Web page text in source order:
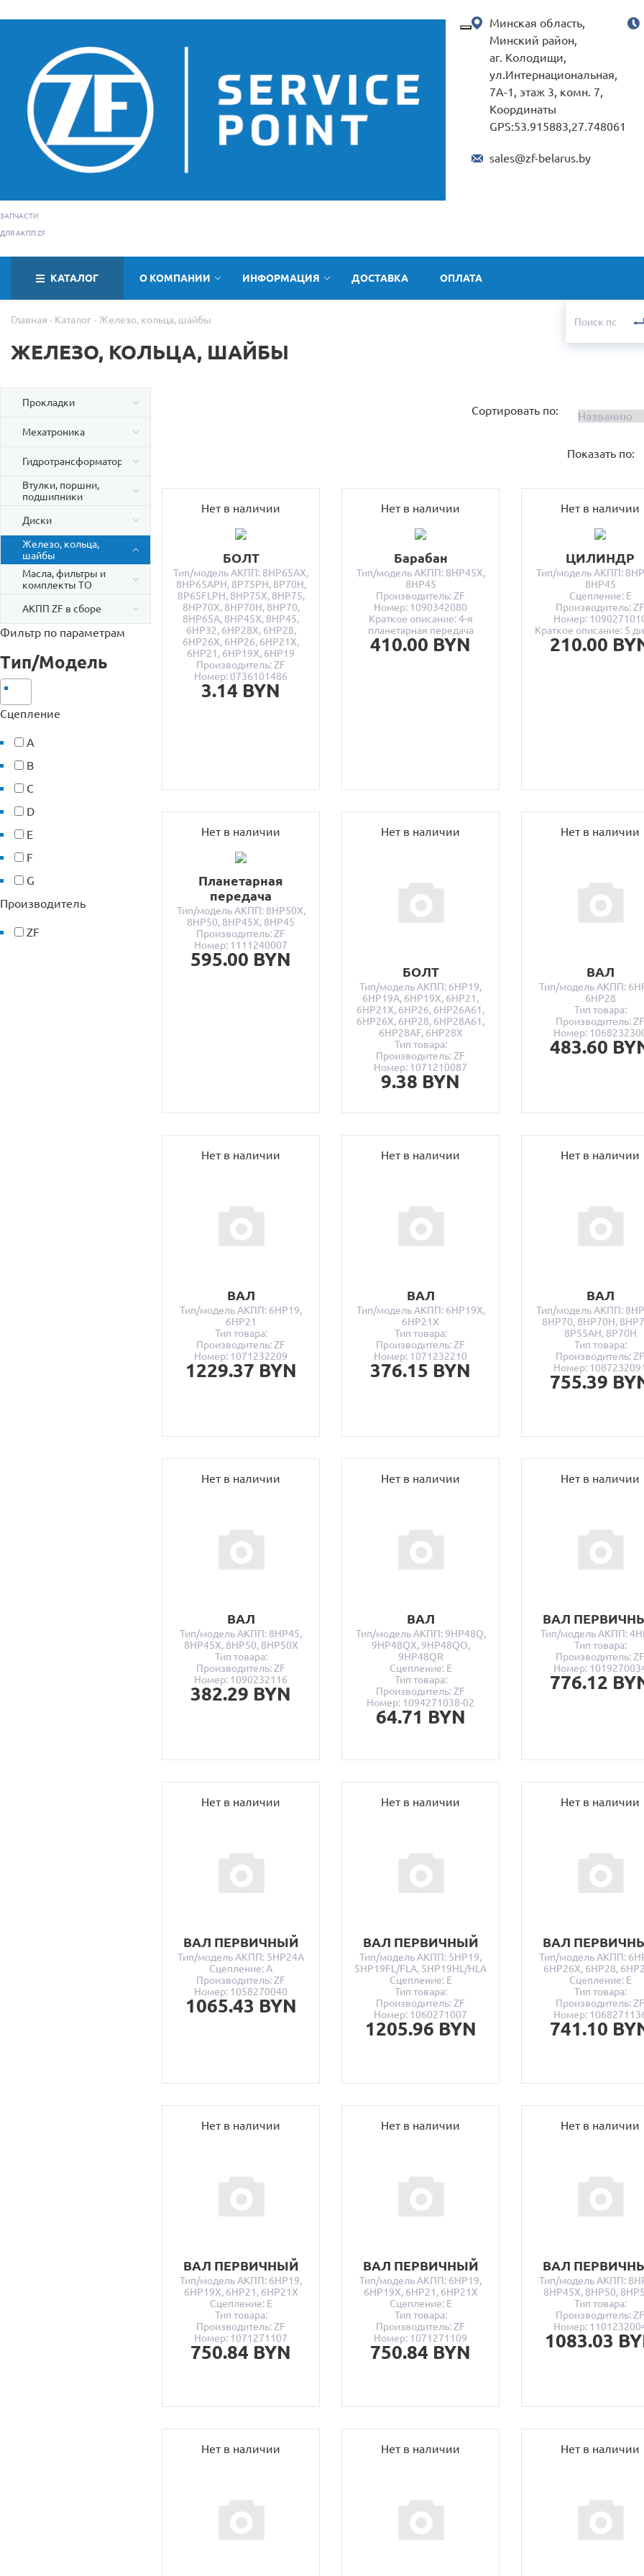
ЗАПЧАСТИ
ДЛЯ АКПП ZF
Минская область,
Минский район,
аг. Колодищи,
ул.Интернациональная,
7А-1, этаж 3, комн. 7,
Координаты
GPS:53.915883,27.748061
sales@zf-belarus.by
КАТАЛОГ О КОМПАНИИ ИНФОРМАЦИЯ ДОСТАВКА ОПЛАТА
Главная Каталог Железо, кольца, шайбы
ЖЕЛЕЗО, КОЛЬЦА, ШАЙБЫ
Прокладки
Мехатроника
Гидротрансформаторы
Втулки, поршни,
подшипники
Диски
Железо, кольца,
шайбы
Масла, фильтры и
комплекты ТО
АКПП ZF в сборе
Фильтр по параметрам
Тип/Модель
Сцепление
A
B
C
D
E
F
G
Производитель
ZF
Сортировать по:
Показать по:
Нет в наличии
БОЛТ
Тип/модель АКПП: 8HP65AX,
8HP65APH, 8P75PH, 8P70H,
8P65FLPH, 8HP75X, 8HP75,
8HP70X, 8HP70H, 8HP70,
8HP65A, 8HP45X, 8HP45,
6HP32, 6HP28X, 6HP28,
6HP26X, 6HP26, 6HP21X,
6HP21, 6HP19X, 6HP19
Производитель: ZF
Номер: 0736101486
3.14 BYN
Нет в наличии
Барабан
Тип/модель АКПП: 8HP45X,
8HP45
Производитель: ZF
Номер: 1090342080
Краткое описание: 4-я
планетарная передача
410.00 BYN
Нет в наличии
ЦИЛИНДР
Тип/модель АКПП:
8HP45
Сцепление: E
Производитель: ZF
Номер:
Краткое описание: 5
210.00
Нет в наличии
Планетарная
передача
Тип/модель АКПП: 8HP50X,
8HP50, 8HP45X, 8HP45
Производитель: ZF
Номер: 1111240007
595.00 BYN
Нет в наличии
БОЛТ
Тип/модель АКПП: 6HP19,
6HP19A, 6HP19X, 6HP21,
6HP21X, 6HP26, 6HP26A61,
6HP26X, 6HP28, 6HP28A61,
6HP28AF, 6HP28X
Тип товара:
Производитель: ZF
Номер: 1071210087
9.38 BYN
Нет в наличии
ВАЛ
Тип/модель АКПП:
6HP28
Тип товара:
Производитель: ZF
Номер:
483.60
Нет в наличии
ВАЛ
Тип/модель АКПП: 6HP19,
6HP21
Тип товара:
Производитель: ZF
Номер: 1071232209
1229.37 BYN
Нет в наличии
ВАЛ
Тип/модель АКПП: 6HP19X,
6HP21X
Тип товара:
Производитель: ZF
Номер: 1071232210
376.15 BYN
Нет в наличии
ВАЛ
Тип/модель АКПП:
8HP70, 8HP70H,
8P55AH, 8P70H
Тип товара:
Производитель: ZF
Номер: 1087232091
755.39
Нет в наличии
ВАЛ
Тип/модель АКПП: 8HP45,
8HP45X, 8HP50, 8HP50X
Тип товара:
Производитель: ZF
Номер: 1090232116
382.29 BYN
Нет в наличии
ВАЛ
Тип/модель АКПП: 9HP48Q,
9HP48QX, 9HP48QO,
9HP48QR
Сцепление: E
Тип товара:
Производитель: ZF
Номер: 1094271038-02
64.71 BYN
Нет в наличии
ВАЛ
Тип/модель АКПП:
Тип товара:
Производитель: ZF
Номер:
776.12
Нет в наличии
ВАЛ ПЕРВИЧНЫЙ
Тип/модель АКПП: 5HP24A
Сцепление: A
Производитель: ZF
Номер: 1058270040
1065.43 BYN
Нет в наличии
ВАЛ ПЕРВИЧНЫЙ
Тип/модель АКПП: 5HP19,
5HP19FL/FLA, 5HP19HL/HLA
Сцепление: E
Тип товара:
Производитель: ZF
Номер: 1060271007
1205.96 BYN
Нет в наличии
ВАЛ
Тип/модель АКПП:
6HP26X, 6HP28,
Сцепление: E
Тип товара:
Производитель: ZF
Номер:
741.10
Нет в наличии
ВАЛ ПЕРВИЧНЫЙ
Тип/модель АКПП: 6HP19,
6HP19X, 6HP21, 6HP21X
Сцепление: E
Тип товара:
Производитель: ZF
Номер: 1071271107
750.84 BYN
Нет в наличии
ВАЛ ПЕРВИЧНЫЙ
Тип/модель АКПП: 6HP19,
6HP19X, 6HP21, 6HP21X
Сцепление: E
Тип товара:
Производитель: ZF
Номер: 1071271109
750.84 BYN
Нет в наличии
ВАЛ
Тип/модель АКПП:
8HP45X, 8HP50,
Тип товара:
Производитель: ZF
Номер:
1083.03
Нет в наличии Нет в наличии Нет в наличии